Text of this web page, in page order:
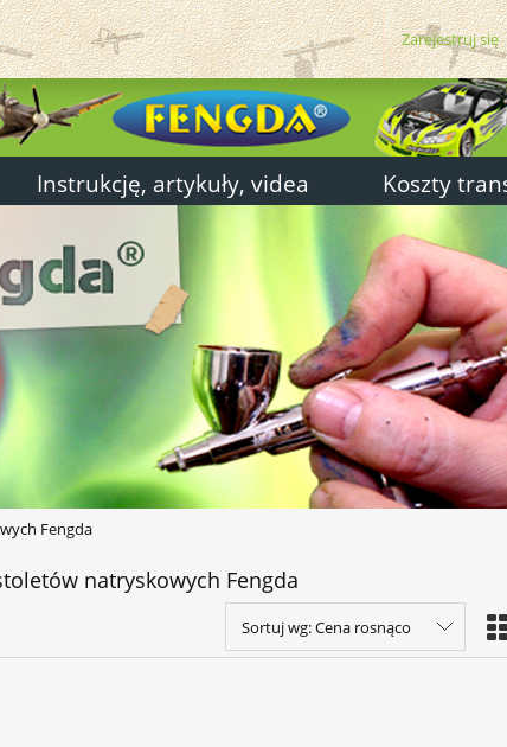
Zarejestruj się
Instrukcję, artykuły, videa Koszty
Fengda
natryskowych Fengda
Sortuj wg:Cena rosnąco